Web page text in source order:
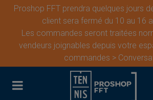
Proshop FFT prendra quelques jours
client sera fermé du 10 au 16
Les commandes seront traitées
vendeurs joignables depuis votre
commandes >